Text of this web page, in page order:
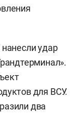
удар
для ВСУ.
два